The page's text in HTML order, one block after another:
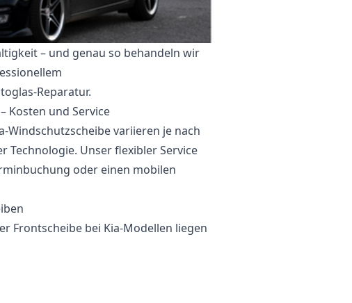
– und genau so behandeln wir
Reparatur.
Kosten und Service
Windschutzscheibe variieren je nach
Technologie. Unser flexibler Service
oder einen mobilen
Frontscheibe bei Kia-Modellen liegen